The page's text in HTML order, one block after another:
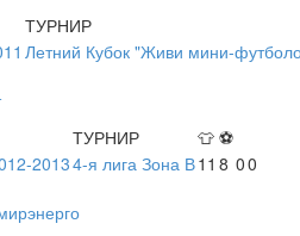
ТУРНИР
Летний Кубок "Живи мини-
ТУРНИР 👕 ⚽
20134-я лига Зона В11 8 00